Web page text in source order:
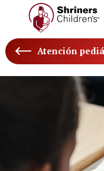
Atención